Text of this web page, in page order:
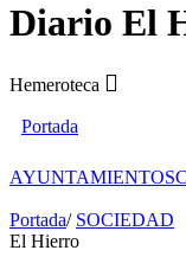
Diario El
Hemeroteca
Portada
AYUNTAMIENTOS
Portada/ SOCIEDAD
El Hierro